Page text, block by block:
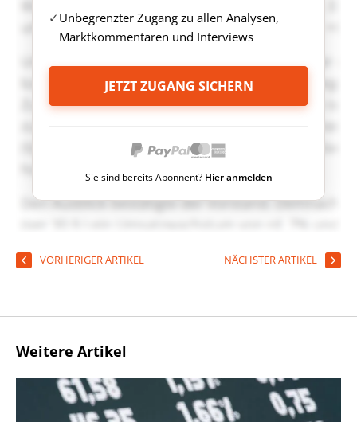
Unbegrenzter Zugang zu allen Analysen,
Marktkommentaren und Interviews
JETZT ZUGANG SICHERN
Sie sind bereits Abonnent? Hier anmelden
VORHERIGER ARTIKEL NÄCHSTER ARTIKEL
Weitere Artikel